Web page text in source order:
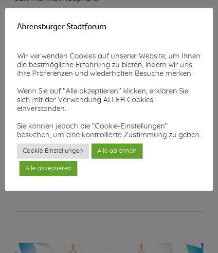
Frühschoppen zum Mitschunkeln mit uriger
Zum kühlen Oktoberfestbier gibt es authentische
Haxn, Brezn, Obazda, Leberkäs mit Semmel oder
In der Hagener können sich die Kinder auf einen
Ballonkünstler und Kinderschminken freuen –
organisiert von der IG Hagener Allee.
Weitere Informationen zum Ahrensburger
Oktoberfest sowie Tickets für die
Abendveranstaltungen vom 2. bis 4. Oktober
erhalten Sie unter:
Ahrensburger Stadtforum
Wir verwenden Cookies auf unserer Website, um Ihnen
die bestmögliche Erfahrung zu bieten, indem wir uns
Ihre Präferenzen und wiederholten Besuche merken.
Wenn Sie auf "Alle akzeptieren" klicken, erklären Sie
sich mit der Verwendung ALLER Cookies
einverstanden.
Sie können jedoch die "Cookie-Einstellungen"
besuchen, um eine kontrollierte Zustimmung zu geben.
Cookie Einstellungen Alle ablehnen
Alle akzeptieren